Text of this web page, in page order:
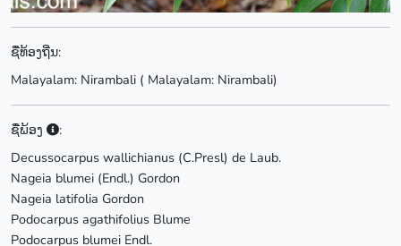
ຊື່ທ້ອງຖີ່ນ:
Malayalam: Nirambali ( Malayalam: Nirambali)
ຊື່ພ້ອງ
:
Decussocarpus wallichianus (C.Presl) de Laub.
Nageia blumei (Endl.) Gordon
Nageia latifolia Gordon
Podocarpus agathifolius Blume
Podocarpus blumei Endl.